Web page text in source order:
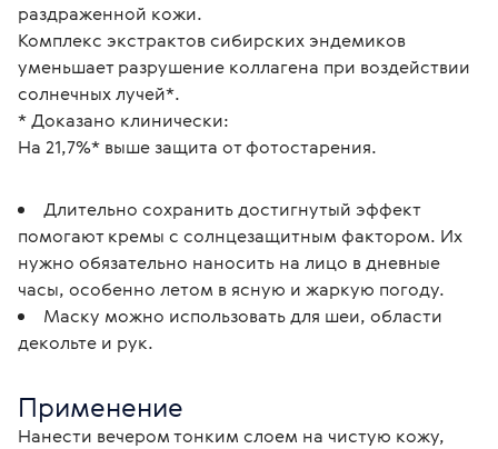
раздраженной кожи.
Комплекс экстрактов сибирских эндемиков
уменьшает разрушение коллагена при воздействии
солнечных лучей*.
* Доказано клинически:
На 21,7%* выше защита от фотостарения.
Длительно сохранить достигнутый эффект
помогают кремы с солнцезащитным фактором. Их
нужно обязательно наносить на лицо в дневные
часы, особенно летом в ясную и жаркую погоду.
Маску можно использовать для шеи, области
декольте и рук.
Применение
Нанести вечером тонким слоем на чистую кожу,